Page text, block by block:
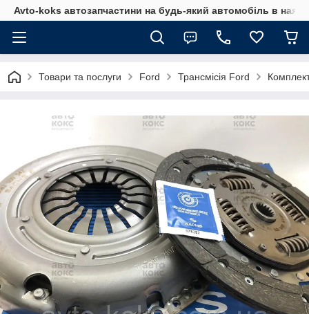
Avto-koks автозапчастини на будь-який автомобіль в
Товари та послуги Ford Трансмісія Ford